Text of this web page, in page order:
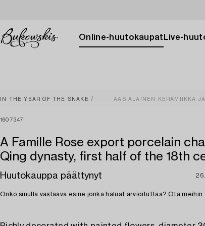
Online-huutokaupat Live-
IN THE YEAR OF THE SNAKE AASIALAINEN KERAMIIKKA
1607347
A Famille Rose export porcelain
Qing dynasty, first half of the 18th
Huutokauppa päättynyt
Onko sinulla vastaava esine jonka haluat arvioituttaa? Ota meihin